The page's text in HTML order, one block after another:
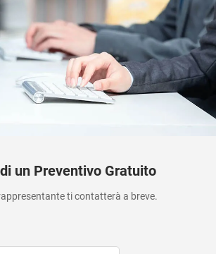
un Preventivo Gratuito
ti contatterà a breve.